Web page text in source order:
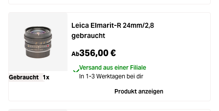
Gebraucht 1x
Leica Elmarit-R 24mm/2,8
gebraucht
Ab356,00 €
Versand aus einer Filiale
In 1-3 Werktagen bei dir
Produkt anzeigen